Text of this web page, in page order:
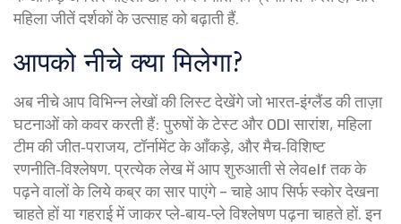
महिला जीतें दर्शकों के उत्साह को बढ़ाती हैं.
आपको नीचे क्या मिलेगा?
अब नीचे आप विभिन्न लेखों की लिस्ट देखेंगे जो भारत‑इंग्लैंड की ताज़ा
घटनाओं को कवर करती हैं: पुरुषों के टेस्ट और ODI सारांश, महिला
टीम की जीत‑पराजय, टॉर्नामेंट के आँकड़े, और मैच‑विशिष्ट
रणनीति‑विश्लेषण. प्रत्येक लेख में आप शुरुआती से लेवelf तक के
पढ़ने वालों के लिये कब्र का सार पाएंगे – चाहे आप सिर्फ स्कोर देखना
चाहते हों या गहराई में जाकर प्ले‑बाय‑प्ले विश्लेषण पढ़ना चाहते हों. इन